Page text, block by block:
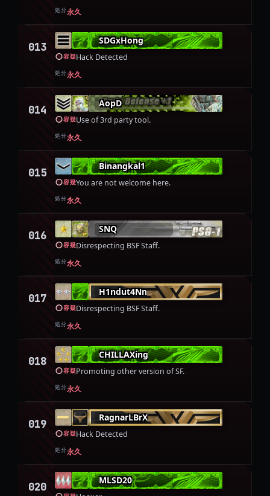
処分永久
013
SDGxHong
容疑Hack Detected
処分永久
014
AopD
容疑Use of 3rd party tool.
処分永久
015
Binangkal1
容疑You are not welcome here.
処分永久
016
SNQ
容疑Disrespecting BSF Staff.
処分永久
017
H1ndut4Nn
容疑Disrespecting BSF Staff.
処分永久
018
CHILLAXing
容疑Promoting other version of SF.
処分永久
019
RagnarLBrX
容疑Hack Detected
処分永久
020
MLSD20